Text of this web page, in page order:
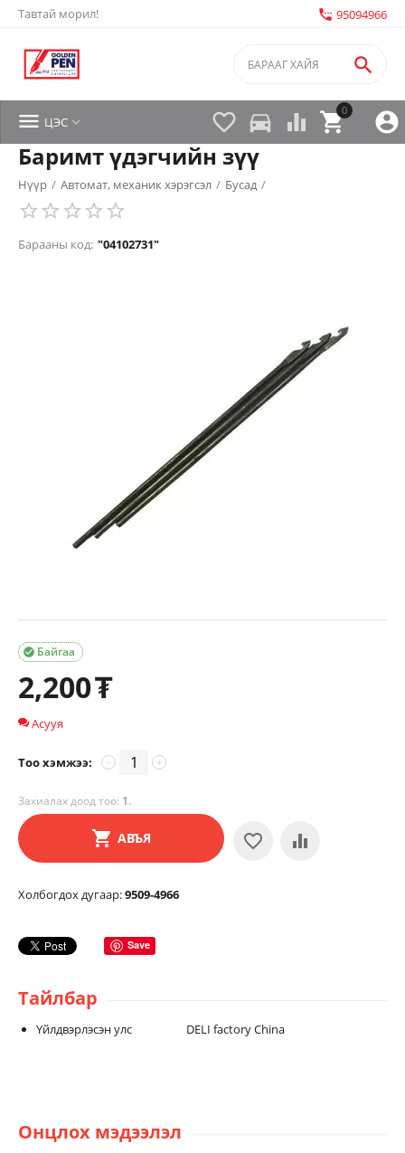
Тавтай морил! settings_phone 95094966


0

 directions_car 
 ЦЭС 
Баримт үдэгчийн зүү
Нүүр / Автомат, механик хэрэгсэл / Бусад /
Барааны код: "04102731"
Байгаа

2,200₮
Асууя
Тоо хэмжээ: +
−
Захиалах доод тоо: 1.
АВЪЯ
Холбогдох дугаар:9509-4966
Save
Тайлбар
Үйлдвэрлэсэн улс DELI factory China
Онцлох мэдээлэл